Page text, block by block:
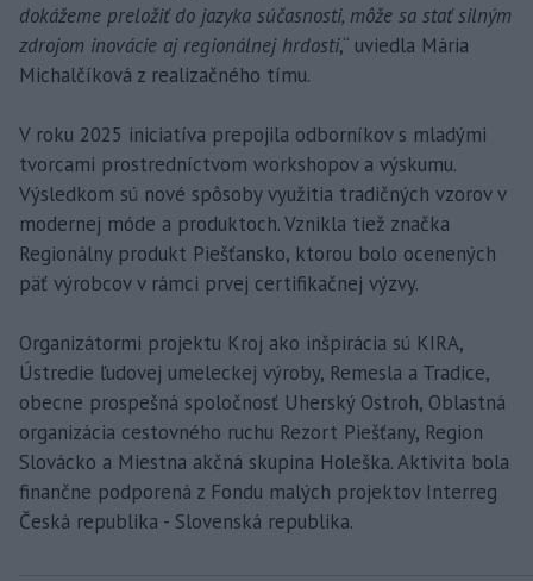
dokážeme preložiť do jazyka súčasnosti, môže sa stať silným
zdrojom inovácie aj regionálnej hrdosti,“ uviedla Mária
Michalčíková z realizačného tímu.
V roku 2025 iniciatíva prepojila odborníkov s mladými
tvorcami prostredníctvom workshopov a výskumu.
Výsledkom sú nové spôsoby využitia tradičných vzorov v
modernej móde a produktoch. Vznikla tiež značka
Regionálny produkt Piešťansko, ktorou bolo ocenených
päť výrobcov v rámci prvej certifikačnej výzvy.
Organizátormi projektu Kroj ako inšpirácia sú KIRA,
Ústredie ľudovej umeleckej výroby, Remesla a Tradice,
obecne prospešná spoločnosť Uherský Ostroh, Oblastná
organizácia cestovného ruchu Rezort Piešťany, Region
Slovácko a Miestna akčná skupina Holeška. Aktivita bola
finančne podporená z Fondu malých projektov Interreg
Česká republika - Slovenská republika.